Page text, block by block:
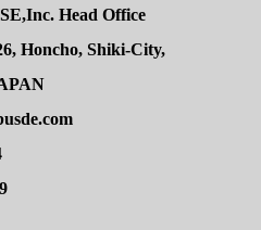
Head Office
Honcho, Shiki-City,